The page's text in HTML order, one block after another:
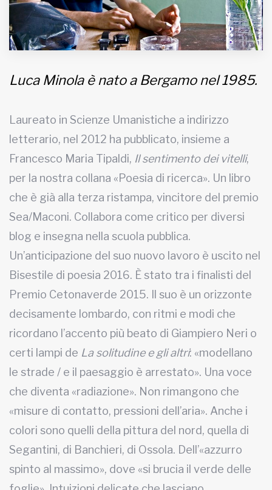
Iscriviti alla newsletter
www.viveremilano.info
Bernardis
Informativa sulla privacy
Luca Minola è nato a Bergamo nel 1985.
Laureato in Scienze Umanistiche a indirizzo
letterario, nel 2012 ha pubblicato, insieme a
Francesco Maria Tipaldi, Il sentimento dei vitelli,
per la nostra collana «Poesia di ricerca». Un libro
che è già alla terza ristampa, vincitore del premio
Sea/Maconi. Collabora come critico per diversi
blog e insegna nella scuola pubblica.
Un’anticipazione del suo nuovo lavoro è uscito nel
Bisestile di poesia 2016. È stato tra i finalisti del
Premio Cetonaverde 2015. Il suo è un orizzonte
decisamente lombardo, con ritmi e modi che
ricordano l’accento più beato di Giampiero Neri o
certi lampi de La solitudine e gli altri: «modellano
le strade / e il paesaggio è arrestato». Una voce
che diventa «radiazione». Non rimangono che
«misure di contatto, pressioni dell’aria». Anche i
colori sono quelli della pittura del nord, quella di
Segantini, di Banchieri, di Ossola. Dell’«azzurro
spinto al massimo», dove «si brucia il verde delle